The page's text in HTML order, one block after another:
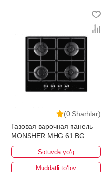
(0 Sharhlar)
Газовая варочная панель
MONSHER MHG 61 BG
Sotuvda yo‘q
Muddatli to‘lov